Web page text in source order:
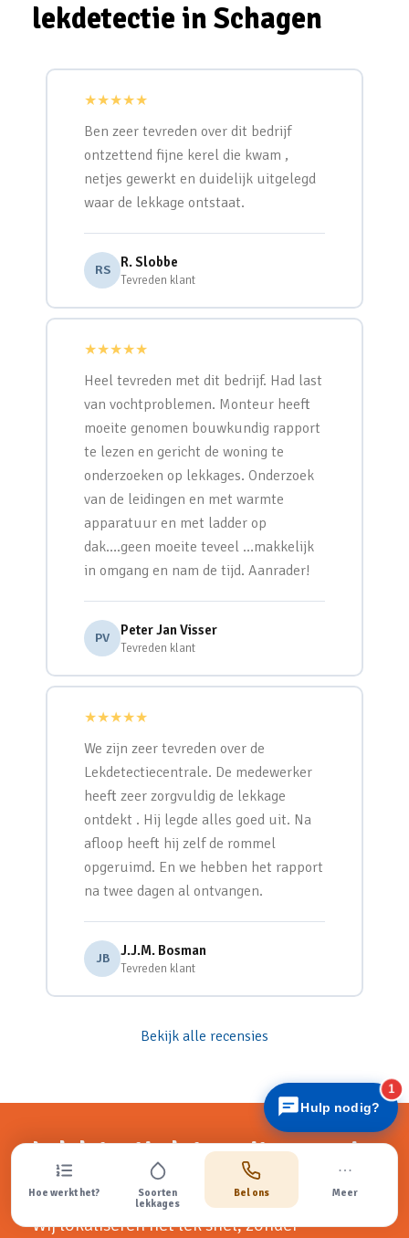
lekdetectie in Schagen
★★★★★
Ben zeer tevreden over dit bedrijf
ontzettend fijne kerel die kwam ,
netjes gewerkt en duidelijk uitgelegd
waar de lekkage ontstaat.
RS R. Slobbe
Tevreden klant
★★★★★
Heel tevreden met dit bedrijf. Had last
van vochtproblemen. Monteur heeft
moeite genomen bouwkundig rapport
te lezen en gericht de woning te
onderzoeken op lekkages. Onderzoek
van de leidingen en met warmte
apparatuur en met ladder op
dak….geen moeite teveel …makkelijk
in omgang en nam de tijd. Aanrader!
PV Peter Jan Visser
Tevreden klant
★★★★★
We zijn zeer tevreden over de
Lekdetectiecentrale. De medewerker
heeft zeer zorgvuldig de lekkage
ontdekt . Hij legde alles goed uit. Na
afloop heeft hij zelf de rommel
opgeruimd. En we hebben het rapport
na twee dagen al ontvangen.
JB J.J.M. Bosman
Tevreden klant
Bekijk alle recensies
Lekdetectie laten uitvoeren in
Schagen?
Wij lokaliseren het lek snel, zonder
Hulp nodig?
1
Lekdetectiecentrale
Snel antwoord
Hoe werkt het?
Soorten
lekkages
Bel ons Meer